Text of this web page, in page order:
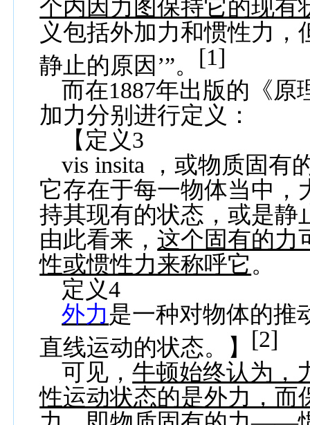
个内因力图保持它的现有
义包括外加力和惯性力，
静止的原因’”。 [1]
而在1887年出版的《原
加力分别进行定义：
【定义3
vis insita
，或物质固有
它存在于每一物体当中，
持其现有的状态，或是
由此看来，这个固有的力
性或惯性力来称呼它。
定义4
外力是一种对物体的推
直线运动的状态。】 [2]
可见，牛顿始终认为，
性运动状态的是外力，而